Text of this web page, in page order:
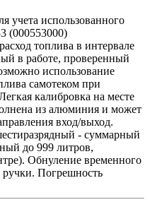
учета использованного
(000553000)
топлива в интервале
в работе, проверенный
использование
самотеком при
калибровка на месте
из алюминия и может
вход/выход.
- суммарный
до 999 литров,
Обнуление временного
ручки. Погрешность